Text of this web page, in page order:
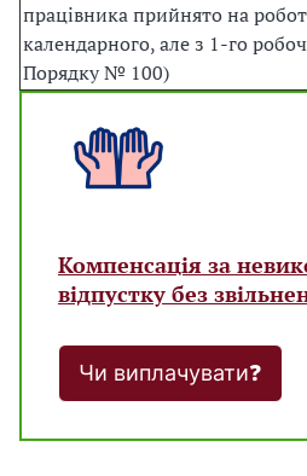
працівника прийнято на
календарного, але з 1-го
Порядку № 100)
Компенсація за
відпустку без
Чи виплачувати❓